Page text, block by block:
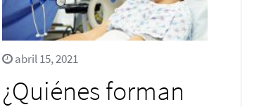
abril 15, 2021
¿Quiénes forman